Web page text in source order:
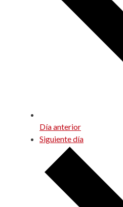
Día anterior
Siguiente día